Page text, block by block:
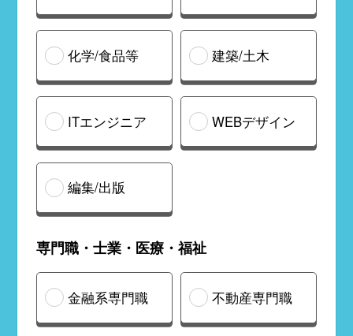
化学/食品等 建築/土木
ITエンジニア WEBデザイン
編集/出版
専門職・士業・医療・福祉
金融系専門職 不動産専門職